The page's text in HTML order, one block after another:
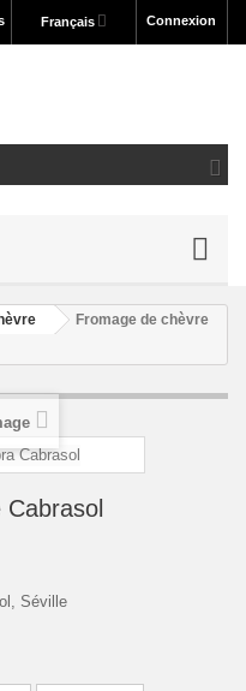
Connexion
Français
Fromage de chèvre
Séville